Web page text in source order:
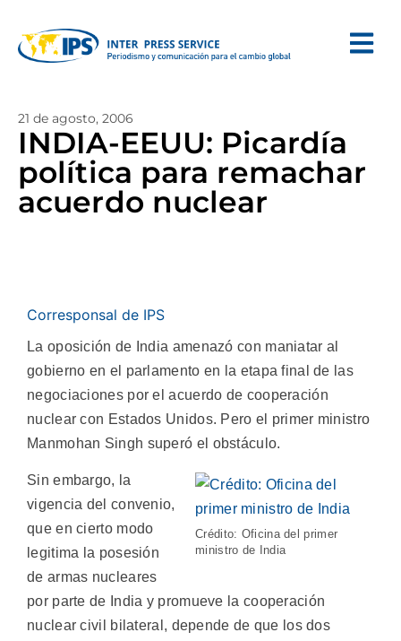
21 de agosto, 2006
INDIA-EEUU: Picardía
política para remachar
acuerdo nuclear
Corresponsal de IPS
La oposición de India amenazó con maniatar al
gobierno en el parlamento en la etapa final de las
negociaciones por el acuerdo de cooperación
nuclear con Estados Unidos. Pero el primer ministro
Manmohan Singh superó el obstáculo.
Crédito: Oficina del primer
ministro de India
Sin embargo, la
vigencia del convenio,
que en cierto modo
legitima la posesión
de armas nucleares
por parte de India y promueve la cooperación
nuclear civil bilateral, depende de que los dos